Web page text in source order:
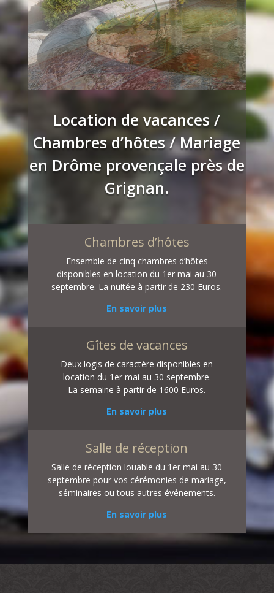
Location de vacances /
Chambres d’hôtes / Mariage
en Drôme provençale près de
Grignan.
Chambres d’hôtes
Ensemble de cinq chambres d’hôtes
disponibles en location du 1er mai au 30
septembre. La nuitée à partir de 230 Euros.
En savoir plus
Gîtes de vacances
Deux logis de caractère disponibles en
location du 1er mai au 30 septembre.
La semaine à partir de 1600 Euros.
En savoir plus
Salle de réception
Salle de réception louable du 1er mai au 30
septembre pour vos cérémonies de mariage,
séminaires ou tous autres événements.
En savoir plus